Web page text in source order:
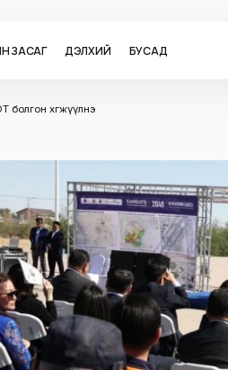
ЗАСАГ ДЭЛХИЙ БУСАД
хөгжүүлнэ